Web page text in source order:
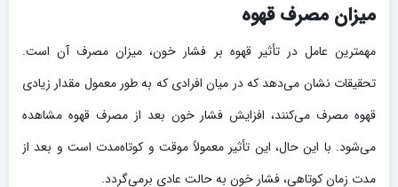
میزان مصرف قهوه
مهمترین عامل در تأثیر قهوه بر فشار خون، میزان مصرف آن است.
تحقیقات نشان می‌دهد که در میان افرادی که به طور معمول مقدار زیادی
قهوه مصرف می‌کنند، افزایش فشار خون بعد از مصرف قهوه مشاهده
می‌شود. با این حال، این تأثیر معمولاً موقت و کوتاه‌مدت است و بعد از
مدت زمان کوتاهی، فشار خون به حالت عادی برمی‌گردد.